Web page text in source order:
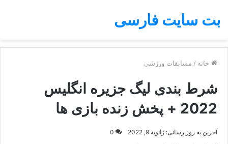
بت سایت فارسی
خانه / مسابقات ورزشی
شرط بندی لیگ جزیره انگلیس
2022 + پخش زنده بازی ها
آخرین به روز رسانی: ژانویه 9, 2022 0